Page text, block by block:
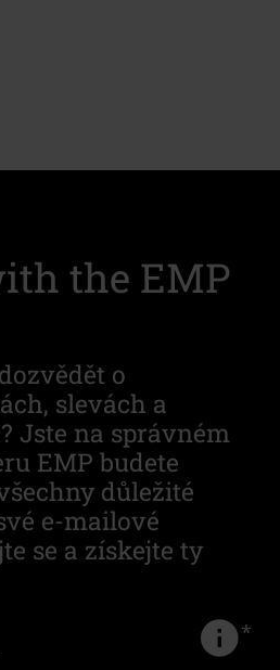
the EMP
o
slevách a
Jste na správném
EMP budete
důležité
e-mailové
se a získejte ty
*